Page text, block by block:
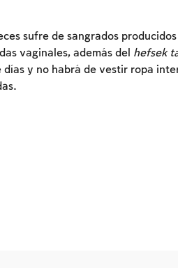
sufre de sangrados producidos
vaginales, además del hefsek
días y no habrá de vestir ropa